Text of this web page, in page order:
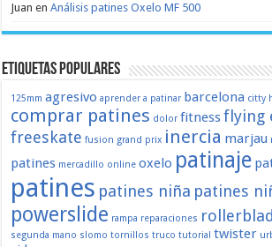
Juan enAnálisis patines Oxelo MF 500
Etiquetas populares
125mm agresivo aprender a patinar barcelona citty
comprar patines dolor fitnessflying
freeskate fusion grand prix inercia marjau
patines mercadillo online oxelo patinaje
patines patines niña patines
powerslide rampa reparaciones
segunda mano slomo tornillos truco tutorial twister